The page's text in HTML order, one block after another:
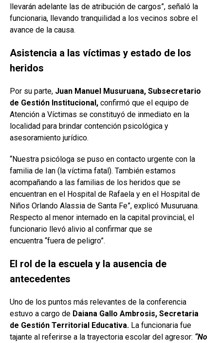
llevarán adelante las de atribución de cargos”, señaló la
funcionaria, llevando tranquilidad a los vecinos sobre el
avance de la causa.
Asistencia a las víctimas y estado de los
heridos
Por su parte, Juan Manuel Musuruana, Subsecretario
de Gestión Institucional, confirmó que el equipo de
Atención a Víctimas se constituyó de inmediato en la
localidad para brindar contención psicológica y
asesoramiento jurídico.
“Nuestra psicóloga se puso en contacto urgente con la
familia de Ian (la víctima fatal). También estamos
acompañando a las familias de los heridos que se
encuentran en el Hospital de Rafaela y en el Hospital de
Niños Orlando Alassia de Santa Fe”, explicó Musuruana.
Respecto al menor internado en la capital provincial, el
funcionario llevó alivio al confirmar que se
encuentra “fuera de peligro”.
El rol de la escuela y la ausencia de
antecedentes
Uno de los puntos más relevantes de la conferencia
estuvo a cargo de Daiana Gallo Ambrosis, Secretaria
de Gestión Territorial Educativa. La funcionaria fue
tajante al referirse a la trayectoria escolar del agresor: “No